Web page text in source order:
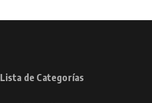
Lista de Categorías